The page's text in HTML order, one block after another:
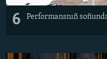
6 Performansnıñ